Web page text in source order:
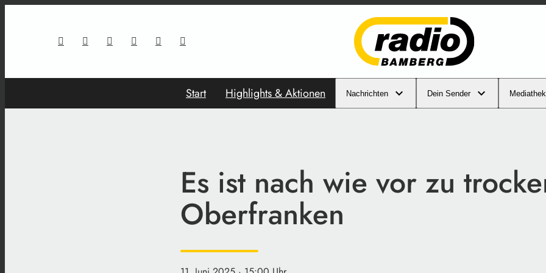
Start Highlights & Aktionen Nachrichten Dein Sender Mediathek
Es ist nach wie vor zu
Oberfranken